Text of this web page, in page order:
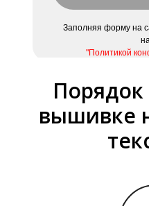
Заполняя форму на
"Политикой
вышивке